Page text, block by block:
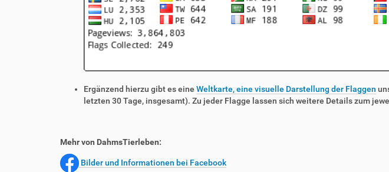
Ergänzend hierzu gibt es eine Weltkarte, eine visuelle Darstellung der Flaggen
letzten 30 Tage, insgesamt). Zu jeder Flagge lassen sich weitere Details zum
Mehr von DahmsTierleben:
Bilder und Informationen bei Facebook